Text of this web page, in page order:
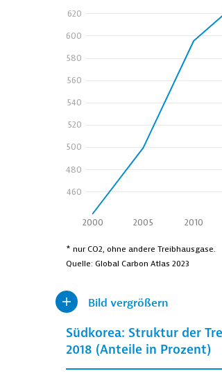
Bild vergrößern